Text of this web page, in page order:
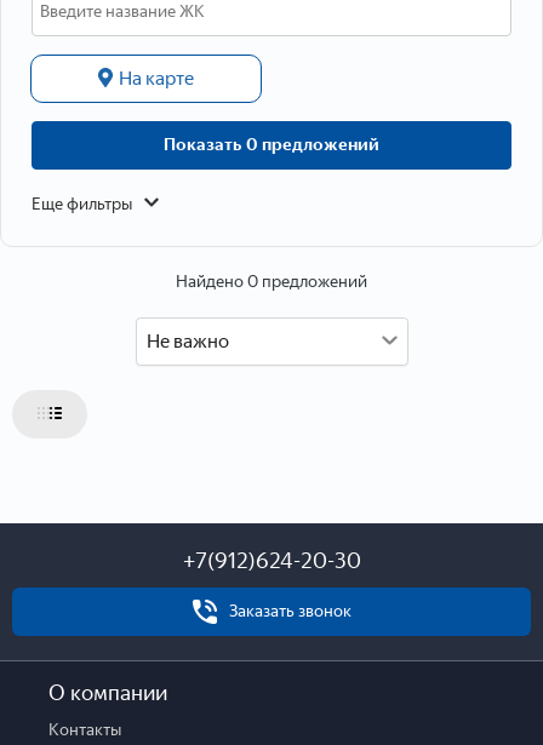
Данные о расположении
Данные об объекте
Этажей
На карте
Показать 0 предложений
Еще фильтры
Найдено 0 предложений
Не важно
+7(912)624-20-30
Заказать звонок
О компании
Контакты